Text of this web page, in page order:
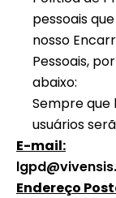
pessoais
nosso
Pessoais,
abaixo:
Sempre que
usuários
E-mail:
Endereço